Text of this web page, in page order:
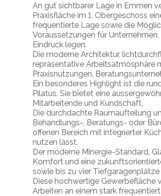
An gut sichtbarer Lage in Emmen
Praxisfläche im 1. Obergeschoss
frequentierte Lage sowie die
Voraussetzungen für
Eindruck legen.
Die moderne Architektur,
repräsentative Arbeitsatmosphäre
Praxisnutzungen,
Ein besonderes Highlight ist die
Pilatus. Sie bietet eine
Mitarbeitende und Kundschaft.
Die durchdachte Raumaufteilung
Behandlungs-, Beratungs- oder
offenen Bereich mit integrierter
nutzen lässt.
Der moderne Minergie-Standard,
Komfort und eine
sowie bis zu vier
Diese hochwertige Gewerbefläche
Arbeiten an einem stark